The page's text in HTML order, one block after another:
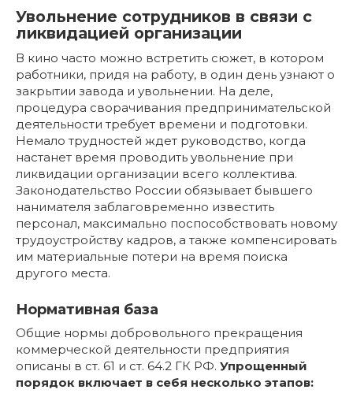
Увольнение сотрудников в связи с
ликвидацией организации
В кино часто можно встретить сюжет, в котором
работники, придя на работу, в один день узнают о
закрытии завода и увольнении. На деле,
процедура сворачивания предпринимательской
деятельности требует времени и подготовки.
Немало трудностей ждет руководство, когда
настанет время проводить увольнение при
ликвидации организации всего коллектива.
Законодательство России обязывает бывшего
нанимателя заблаговременно известить
персонал, максимально поспособствовать новому
трудоустройству кадров, а также компенсировать
им материальные потери на время поиска
другого места.
Нормативная база
Общие нормы добровольного прекращения
коммерческой деятельности предприятия
описаны в ст. 61 и ст. 64.2 ГК РФ. Упрощенный
порядок включает в себя несколько этапов: